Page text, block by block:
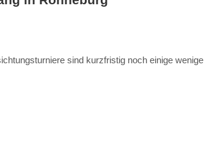
sind kurzfristig noch einige wenige